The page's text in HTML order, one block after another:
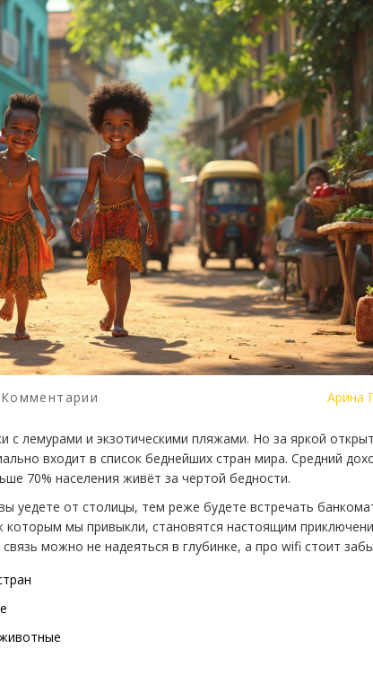
Арина
с лемурами и экзотическими пляжами. Но за яркой
входит в список беднейших стран мира. Средний
70% населения живёт за чертой бедности.
уедете от столицы, тем реже будете встречать
которым мы привыкли, становятся настоящим
можно не надеяться в глубинке, а про wifi стоит